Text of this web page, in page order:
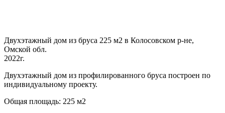
Двухэтажный дом из бруса 225 м2 в Колосовском р-не,
Омской обл.
2022г.
Двухэтажный дом из профилированного бруса построен по
индивидуальному проекту.
Общая площадь: 225 м2